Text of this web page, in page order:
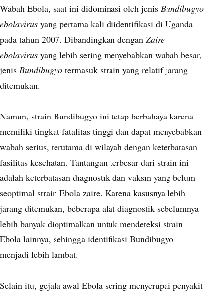
Wabah Ebola, saat ini didominasi oleh jenis Bundibugyo
ebolavirus yang pertama kali diidentifikasi di Uganda
pada tahun 2007. Dibandingkan dengan Zaire
ebolavirus yang lebih sering menyebabkan wabah besar,
jenis Bundibugyo termasuk strain yang relatif jarang
ditemukan.
Namun, strain Bundibugyo ini tetap berbahaya karena
memiliki tingkat fatalitas tinggi dan dapat menyebabkan
wabah serius, terutama di wilayah dengan keterbatasan
fasilitas kesehatan. Tantangan terbesar dari strain ini
adalah keterbatasan diagnostik dan vaksin yang belum
seoptimal strain Ebola zaire. Karena kasusnya lebih
jarang ditemukan, beberapa alat diagnostik sebelumnya
lebih banyak dioptimalkan untuk mendeteksi strain
Ebola lainnya, sehingga identifikasi Bundibugyo
menjadi lebih lambat.
Selain itu, gejala awal Ebola sering menyerupai penyakit